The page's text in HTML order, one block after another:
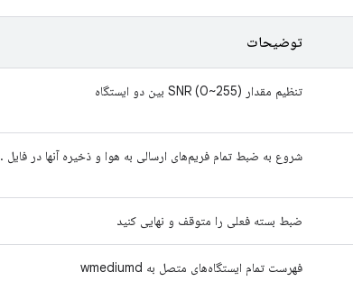
توضیحات
تنظیم مقدار SNR (0~255) بین دو ایستگاه
شروع به ضبط تمام فریم‌های ارسالی به هوا و ذخیره آنها در فایل .pcap می‌کند.
ضبط بسته فعلی را متوقف و نهایی کنید
فهرست تمام ایستگاه‌های متصل به wmediumd